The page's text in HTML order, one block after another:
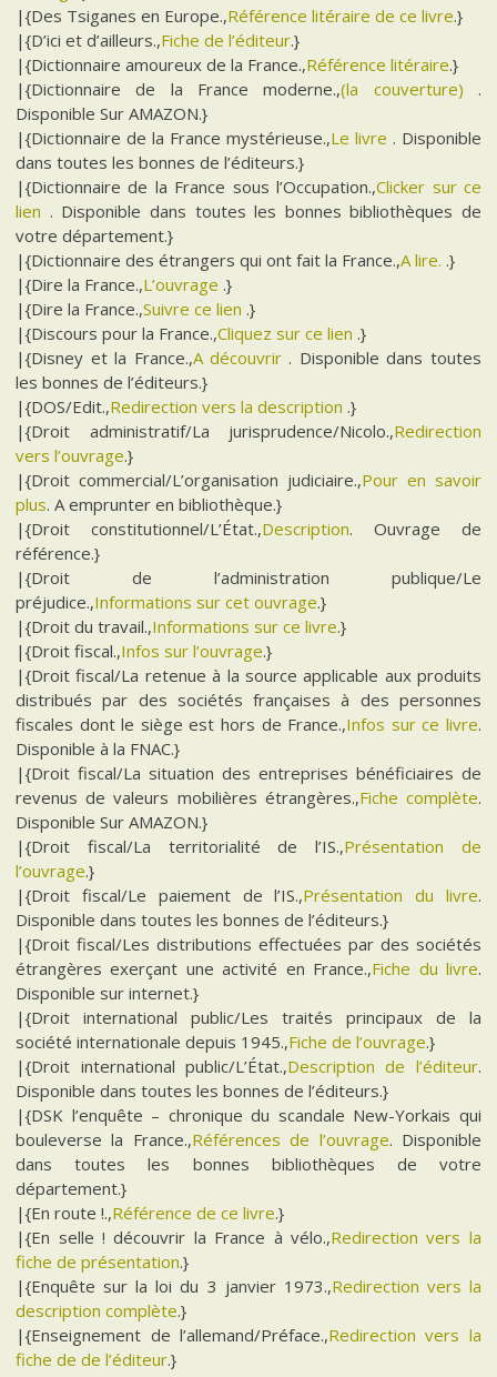
|{Des Tsiganes en Europe.,Référence litéraire de ce livre.}
|{D’ici et d’ailleurs.,Fiche de l’éditeur.}
|{Dictionnaire amoureux de la France.,Référence litéraire.}
|{Dictionnaire de la France moderne.,(la couverture) .
Disponible Sur AMAZON.}
|{Dictionnaire de la France mystérieuse.,Le livre . Disponible
dans toutes les bonnes de l’éditeurs.}
|{Dictionnaire de la France sous l’Occupation.,Clicker sur ce
lien . Disponible dans toutes les bonnes bibliothèques de
votre département.}
|{Dictionnaire des étrangers qui ont fait la France.,A lire. .}
|{Dire la France.,L’ouvrage .}
|{Dire la France.,Suivre ce lien .}
|{Discours pour la France.,Cliquez sur ce lien .}
|{Disney et la France.,A découvrir . Disponible dans toutes
les bonnes de l’éditeurs.}
|{DOS/Edit.,Redirection vers la description .}
|{Droit administratif/La jurisprudence/Nicolo.,Redirection
vers l’ouvrage.}
|{Droit commercial/L’organisation judiciaire.,Pour en savoir
plus. A emprunter en bibliothèque.}
|{Droit constitutionnel/L’État.,Description. Ouvrage de
référence.}
|{Droit de l’administration publique/Le
préjudice.,Informations sur cet ouvrage.}
|{Droit du travail.,Informations sur ce livre.}
|{Droit fiscal.,Infos sur l’ouvrage.}
|{Droit fiscal/La retenue à la source applicable aux produits
distribués par des sociétés françaises à des personnes
fiscales dont le siège est hors de France.,Infos sur ce livre.
Disponible à la FNAC.}
|{Droit fiscal/La situation des entreprises bénéficiaires de
revenus de valeurs mobilières étrangères.,Fiche complète.
Disponible Sur AMAZON.}
|{Droit fiscal/La territorialité de l’IS.,Présentation de
l’ouvrage.}
|{Droit fiscal/Le paiement de l’IS.,Présentation du livre.
Disponible dans toutes les bonnes de l’éditeurs.}
|{Droit fiscal/Les distributions effectuées par des sociétés
étrangères exerçant une activité en France.,Fiche du livre.
Disponible sur internet.}
|{Droit international public/Les traités principaux de la
société internationale depuis 1945.,Fiche de l’ouvrage.}
|{Droit international public/L’État.,Description de l’éditeur.
Disponible dans toutes les bonnes de l’éditeurs.}
|{DSK l’enquête – chronique du scandale New-Yorkais qui
bouleverse la France.,Références de l’ouvrage. Disponible
dans toutes les bonnes bibliothèques de votre
département.}
|{En route !.,Référence de ce livre.}
|{En selle ! découvrir la France à vélo.,Redirection vers la
fiche de présentation.}
|{Enquête sur la loi du 3 janvier 1973.,Redirection vers la
description complète.}
|{Enseignement de l’allemand/Préface.,Redirection vers la
fiche de de l’éditeur.}